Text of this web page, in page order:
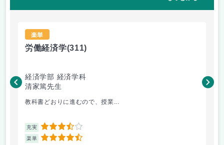
楽単
労働経済学(311)
経済学部 経済学科
清家篤先生
教科書どおりに進むので、授業...
充実 3.5
楽単 4.5
片